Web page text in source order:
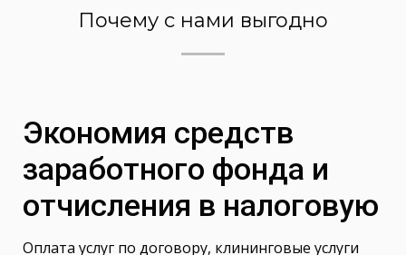
Почему с нами выгодно
Экономия средств
заработного фонда и
отчисления в налоговую
Оплата услуг по договору, клининговые услуги